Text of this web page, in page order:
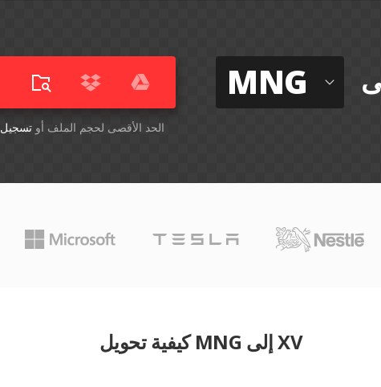
أسقِط الملفات هنا. 1 GB الحد الأقصى لحجم الملف أوتسجيل
MNG
كيفية تحويل MNG إلى XV